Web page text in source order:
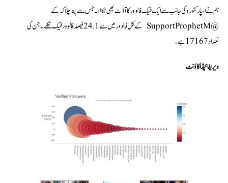
ہم نے اسپارکٹورو کی جانب سے ایک فیک فالوور کا آڈٹ بھی نکالا۔ جس سے پتہ چلا کہ کے
@SupportProphetM کے کل فالوور میں سے 24.1 فیصد فالوور فیک نکلے۔ جن کی
تعداد 17167 ہے۔
ویریفائیڈ اکاؤنٹ